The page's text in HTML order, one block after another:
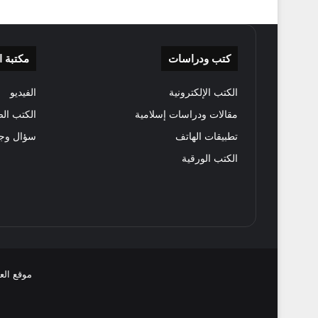
كتب ودراسات
الكتب الإلكترونية
مقالات ودراسات إسلامية
تطبيقات الهاتف
الكتب الورقية
مكتبة
الفيديو
الكتب
سؤال
موقع